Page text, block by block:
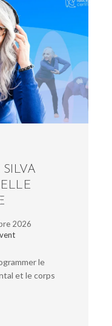
2026
le
et le corps